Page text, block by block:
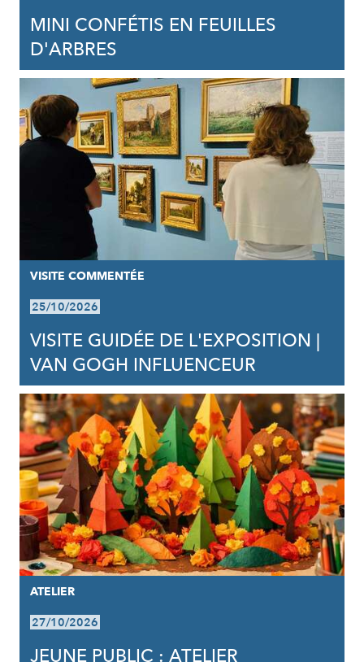
MINI CONFÉTIS EN FEUILLES
D'ARBRES
VISITE COMMENTÉE
25/10/2026
VISITE GUIDÉE DE L'EXPOSITION |
VAN GOGH INFLUENCEUR
ATELIER
27/10/2026
JEUNE PUBLIC : ATELIER